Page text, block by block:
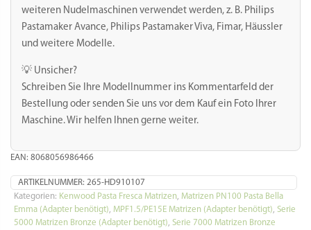
weiteren Nudelmaschinen verwendet werden, z. B. Philips
Pastamaker Avance, Philips Pastamaker Viva, Fimar, Häussler
und weitere Modelle.
💡 Unsicher?
Schreiben Sie Ihre Modellnummer ins Kommentarfeld der
Bestellung oder senden Sie uns vor dem Kauf ein Foto Ihrer
Maschine. Wir helfen Ihnen gerne weiter.
EAN: 8068056986466
ARTIKELNUMMER: 265-HD910107
Kategorien: Kenwood Pasta Fresca Matrizen Matrizen PN100 Pasta Bella
Emma (Adapter benötigt)
MPF1.5/PE15E Matrizen (Adapter benötigt) Serie
5000 Matrizen Bronze (Adapter benötigt) Serie 7000 Matrizen Bronze